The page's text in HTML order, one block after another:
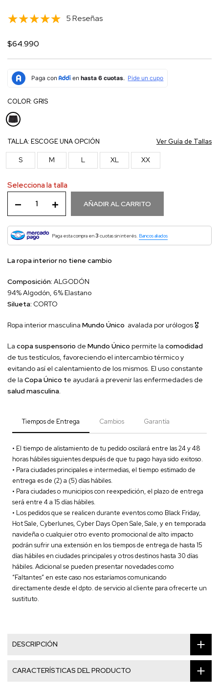
5 Reseñas
$64.990
COLOR: GRIS
TALLA: ESCOGE UNA OPCIÓN Ver Guía de Tallas
S M L XL XX
Selecciona la talla
AÑADIR AL CARRITO
Paga esta compra en3 cuotas sin interés. Bancos aliados
La ropa interior no tiene cambio
Composición: ALGODÓN
94% Algodón, 6% Elastano
Silueta: CORTO
Ropa interior masculina Mundo Único avalada por urólogos 🎖
La copa suspensorio de Mundo Único permite la comodidad
de tus testículos, favoreciendo el intercambio térmico y
evitando así el calentamiento de los mismos. El uso constante
de la Copa Único te ayudará a prevenir las enfermedades de
salud masculina.
Tiempos de Entrega Cambios Garantía
• El tiempo de alistamiento de tu pedido oscilará entre las 24 y 48
horas hábiles siguientes después de que tu pago haya sido exitoso.
• Para ciudades principales e intermedias, el tiempo estimado de
entrega es de (2) a (5) días hábiles.
• Para ciudades o municipios con reexpedición, el plazo de entrega
será entre 4 a 15 días hábiles.
• Los pedidos que se realicen durante eventos como Black Friday,
Hot Sale, Cyberlunes, Cyber Days Open Sale, Sale, y en temporada
navideña o cualquier otro evento promocional de alto impacto
podrán sufrir una extensión en los tiempos de entrega de hasta 15
días hábiles en ciudades principales y otros destinos hasta 30 días
hábiles. Adicional se pueden presentar novedades como
“Faltantes” en este caso nos estaríamos comunicando
directamente desde el dpto. de servicio al cliente para ofrecerte un
sustituto.
DESCRIPCIÓN
CARACTERÍSTICAS DEL PRODUCTO